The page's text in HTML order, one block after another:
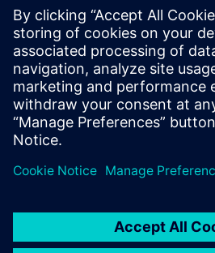
Siemens se zaměřením na
společnosti Siemens již 13 let. Kurt
společnosti General Dynamics C4
Supravodivý Super Collider a také
společnosti Andrew Corporation.
zkušenosti se Solid Edge a různými
disponuje praktickými
procedur a pracovních postupů
setkávají každý den.